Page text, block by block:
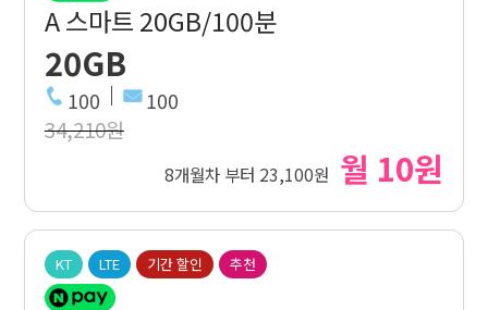
A 스마트 20GB/100분
20GB
100 100
34,210원
8개월차 부터 23,100원 월 10원
KT LTE 기간 할인 추천